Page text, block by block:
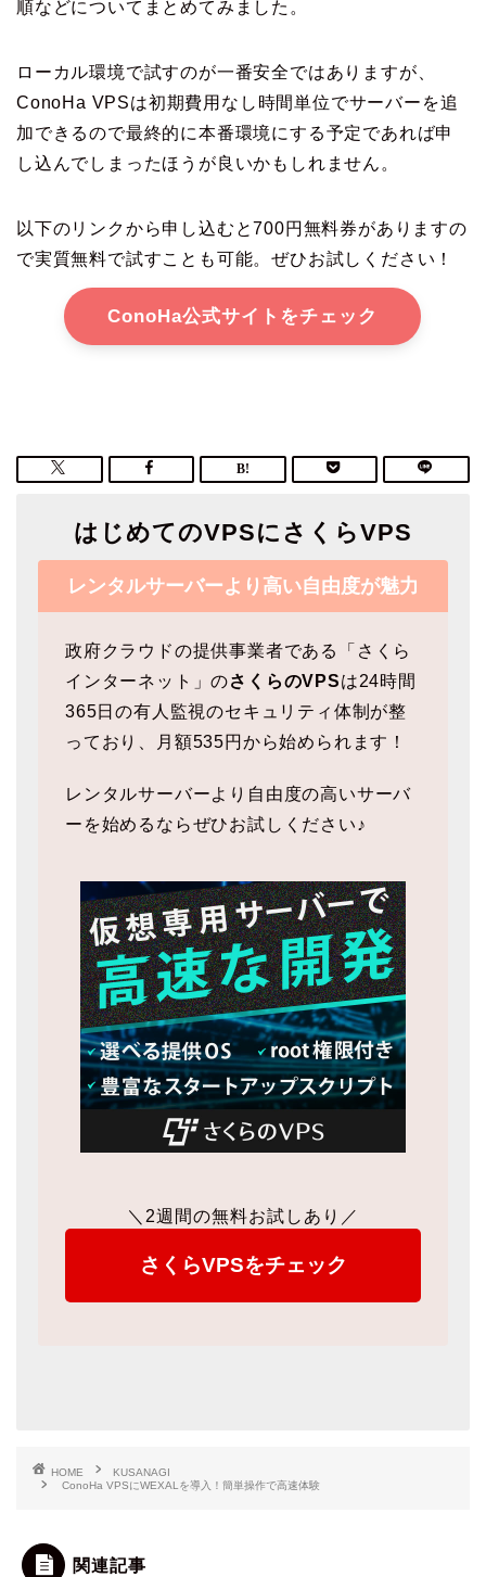
順などについてまとめてみました。
ローカル環境で試すのが一番安全ではありますが、
ConoHa VPSは初期費用なし時間単位でサーバーを追
加できるので最終的に本番環境にする予定であれば申
し込んでしまったほうが良いかもしれません。
以下のリンクから申し込むと700円無料券がありますの
で実質無料で試すことも可能。ぜひお試しください！
ConoHa公式サイトをチェック
はじめてのVPSにさくらVPS
レンタルサーバーより高い自由度が魅力
政府クラウドの提供事業者である「さくら
インターネット」のさくらのVPSは24時間
365日の有人監視のセキュリティ体制が整
っており、月額535円から始められます！
レンタルサーバーより自由度の高いサーバ
ーを始めるならぜひお試しください♪
＼2週間の無料お試しあり／
さくらVPSをチェック
HOME
KUSANAGI
ConoHa VPSにWEXALを導入！簡単操作で高速体験
関連記事